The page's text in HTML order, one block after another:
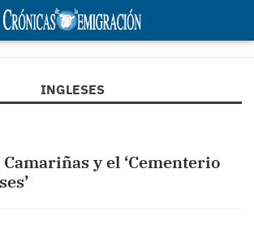
INGLESES
y el ‘Cementerio